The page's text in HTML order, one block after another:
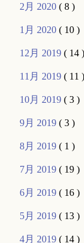
2月 2020( 8 )
1月 2020( 10 )
12月 2019( 14 )
11月 2019( 11 )
10月 2019( 3 )
9月 2019( 3 )
8月 2019( 1 )
7月 2019( 19 )
6月 2019( 16 )
5月 2019( 13 )
4月 2019( 14 )